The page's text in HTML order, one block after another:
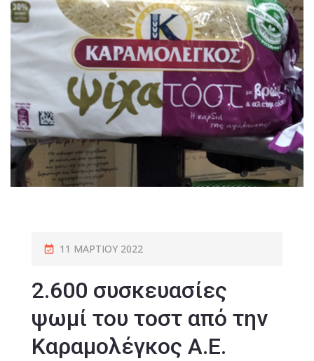
11 ΜΑΡΤΊΟΥ 2022
2.600 συσκευασίες
ψωμί του τοστ από την
Καραμολέγκος Α.Ε.